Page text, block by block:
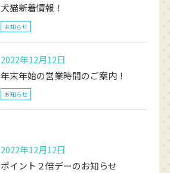
犬猫新着情報！
お知らせ
2022年12月12日
年末年始の営業時間のご案内！
お知らせ
2022年12月12日
ポイント２倍デーのお知らせ